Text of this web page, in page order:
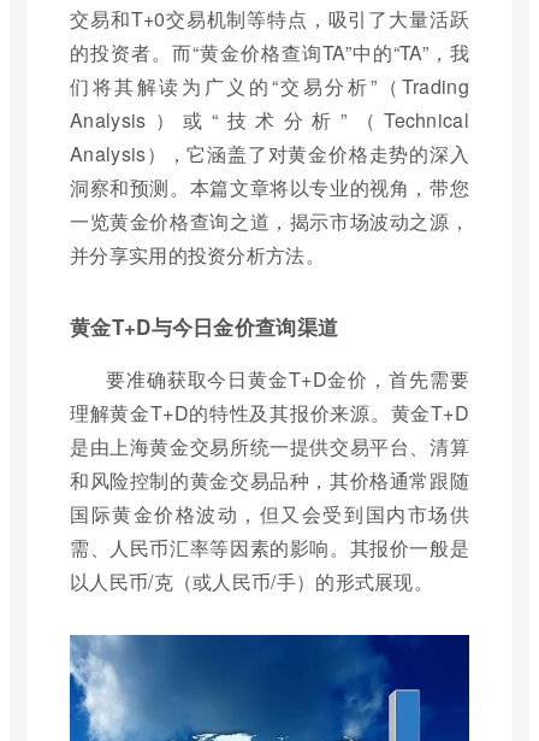
交易和T+0交易机制等特点，吸引了大量活跃
的投资者。而“黄金价格查询TA”中的“TA”，我
们将其解读为广义的“交易分析”（Trading
Analysis）或“技术分析”（Technical
Analysis），它涵盖了对黄金价格走势的深入
洞察和预测。本篇文章将以专业的视角，带您
一览黄金价格查询之道，揭示市场波动之源，
并分享实用的投资分析方法。
黄金T+D与今日金价查询渠道
要准确获取今日黄金T+D金价，首先需要
理解黄金T+D的特性及其报价来源。黄金T+D
是由上海黄金交易所统一提供交易平台、清算
和风险控制的黄金交易品种，其价格通常跟随
国际黄金价格波动，但又会受到国内市场供
需、人民币汇率等因素的影响。其报价一般是
以人民币/克（或人民币/手）的形式展现。